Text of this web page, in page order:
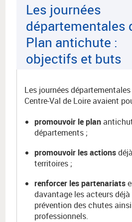
Les journées
départementales
Plan antichute :
objectifs et buts
Les journées
Centre-Val de Loire avaient
promouvoir le plan
départements ;
promouvoir les actions
territoires ;
renforcer les partenariats
davantage les acteurs
prévention des chutes
professionnels.